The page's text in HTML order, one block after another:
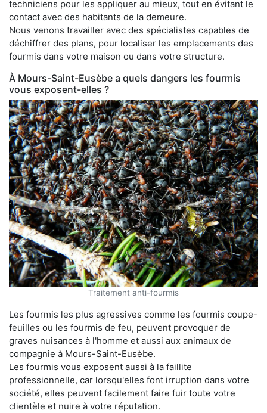
techniciens pour les appliquer au mieux, tout en évitant le
contact avec des habitants de la demeure.
Nous venons travailler avec des spécialistes capables de
déchiffrer des plans, pour localiser les emplacements des
fourmis dans votre maison ou dans votre structure.
À Mours-Saint-Eusèbe a quels dangers les fourmis
vous exposent-elles ?
Traitement anti-fourmis
Les fourmis les plus agressives comme les fourmis coupe-
feuilles ou les fourmis de feu, peuvent provoquer de
graves nuisances à l'homme et aussi aux animaux de
compagnie à Mours-Saint-Eusèbe.
Les fourmis vous exposent aussi à la faillite
professionnelle, car lorsqu'elles font irruption dans votre
société, elles peuvent facilement faire fuir toute votre
clientèle et nuire à votre réputation.